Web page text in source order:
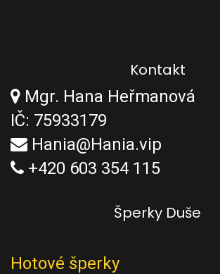
Kontakt
Mgr. Hana Heřmanová
IČ: 75933179
Hania@Hania.vip
+420 603 354 115
Šperky Duše
Hotové šperky